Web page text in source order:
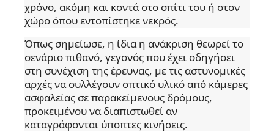
χρόνο, ακόμη και κοντά στο σπίτι του ή στον
χώρο όπου εντοπίστηκε νεκρός.
Όπως σημείωσε, η ίδια η ανάκριση θεωρεί το
σενάριο πιθανό, γεγονός που έχει οδηγήσει
στη συνέχιση της έρευνας, με τις αστυνομικές
αρχές να συλλέγουν οπτικό υλικό από κάμερες
ασφαλείας σε παρακείμενους δρόμους,
προκειμένου να διαπιστωθεί αν
καταγράφονται ύποπτες κινήσεις.